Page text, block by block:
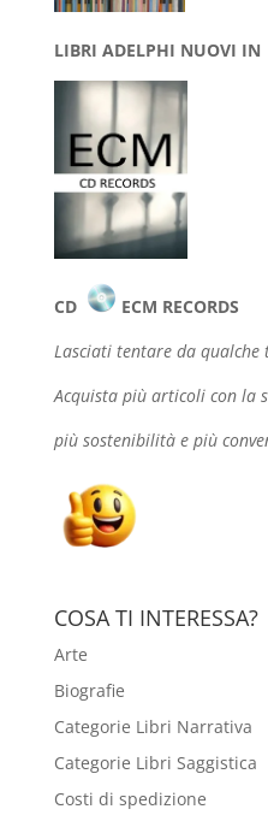
LIBRI ADELPHI NUOVI
CD
ECM RECORDS
Lasciati tentare da qualche
Acquista più articoli con la
più sostenibilità e più
COSA TI INTERESSA?
Arte
Biografie
Categorie Libri Narrativa
Categorie Libri Saggistica
Costi di spedizione